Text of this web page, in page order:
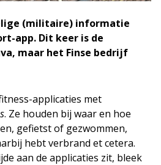
(militaire) informatie
app. Dit keer is de
maar het Finse bedrijf
applicaties met
. Ze houden bij waar en hoe
gefietst of gezwommen,
hebt verbrand et cetera.
aan de applicaties zit, bleek